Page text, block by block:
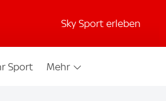
Sky Sport erleben
Sport Mehr